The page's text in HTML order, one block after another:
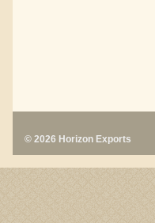
© 2026 Horizon Exports